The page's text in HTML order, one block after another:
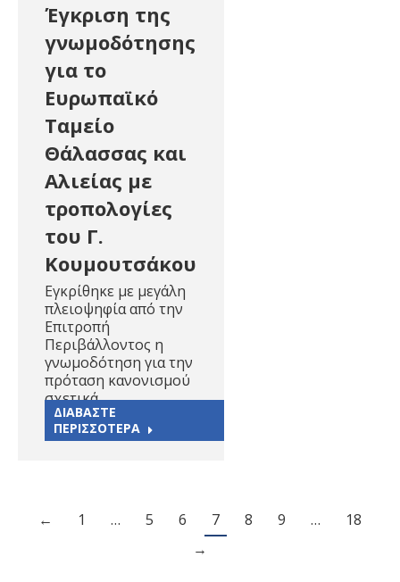
Έγκριση της
γνωμοδότησης
για το
Ευρωπαϊκό
Ταμείο
Θάλασσας και
Αλιείας με
τροπολογίες
του Γ.
Κουμουτσάκου
Εγκρίθηκε με μεγάλη
πλειοψηφία από την
Επιτροπή
Περιβάλλοντος η
γνωμοδότηση για την
πρόταση κανονισμού
σχετικά…
ΔΙΑΒΑΣΤΕ
ΠΕΡΙΣΣΟΤΕΡΑ
← 1 … 5 6 7 8 9 …
18
→